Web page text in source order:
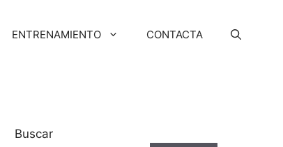
ENTRENAMIENTO CONTACTA
Buscar